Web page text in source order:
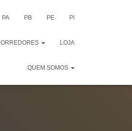
PA PB PE PI
LOJA
QUEM SOMOS